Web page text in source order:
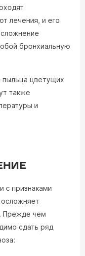
лечения, и его
бронхиальную
пыльца цветущих
также
и
с признаками
Прежде чем
сдать ряд